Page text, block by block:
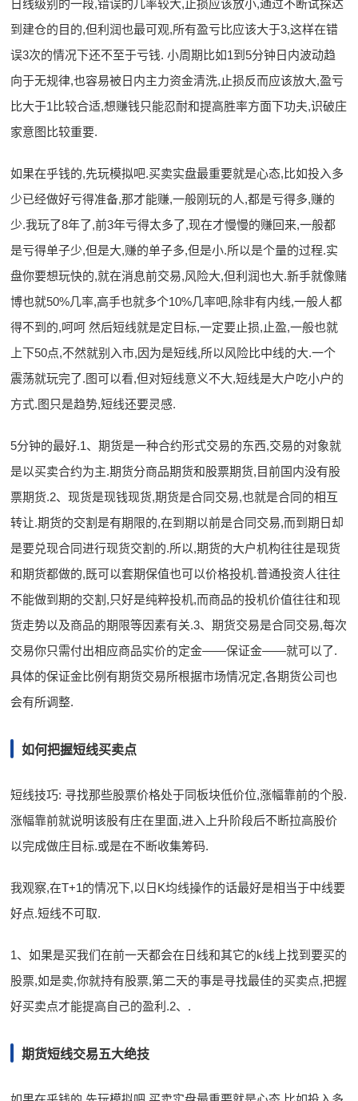
日线级别的一段,错误的几率较大,止损应该放小,通过不断试探达
到建仓的目的,但利润也最可观,所有盈亏比应该大于3,这样在错
误3次的情况下还不至于亏钱. 小周期比如1到5分钟日内波动趋
向于无规律,也容易被日内主力资金清洗,止损反而应该放大,盈亏
比大于1比较合适,想赚钱只能忍耐和提高胜率方面下功夫,识破庄
家意图比较重要.
如果在乎钱的,先玩模拟吧.买卖实盘最重要就是心态,比如投入多
少已经做好亏得准备,那才能赚,一般刚玩的人,都是亏得多,赚的
少.我玩了8年了,前3年亏得太多了,现在才慢慢的赚回来,一般都
是亏得单子少,但是大,赚的单子多,但是小.所以是个量的过程.实
盘你要想玩快的,就在消息前交易,风险大,但利润也大.新手就像赌
博也就50%几率,高手也就多个10%几率吧,除非有内线,一般人都
得不到的,呵呵 然后短线就是定目标,一定要止损,止盈,一般也就
上下50点,不然就别入市,因为是短线,所以风险比中线的大.一个
震荡就玩完了.图可以看,但对短线意义不大,短线是大户吃小户的
方式.图只是趋势,短线还要灵感.
5分钟的最好.1、期货是一种合约形式交易的东西,交易的对象就
是以买卖合约为主.期货分商品期货和股票期货,目前国内没有股
票期货.2、现货是现钱现货,期货是合同交易,也就是合同的相互
转让.期货的交割是有期限的,在到期以前是合同交易,而到期日却
是要兑现合同进行现货交割的.所以,期货的大户机构往往是现货
和期货都做的,既可以套期保值也可以价格投机.普通投资人往往
不能做到期的交割,只好是纯粹投机,而商品的投机价值往往和现
货走势以及商品的期限等因素有关.3、期货交易是合同交易,每次
交易你只需付出相应商品实价的定金——保证金——就可以了.
具体的保证金比例有期货交易所根据市场情况定,各期货公司也
会有所调整.
如何把握短线买卖点
短线技巧: 寻找那些股票价格处于同板块低价位,涨幅靠前的个股.
涨幅靠前就说明该股有庄在里面,进入上升阶段后不断拉高股价
以完成做庄目标.或是在不断收集筹码.
我观察,在T+1的情况下,以日K均线操作的话最好是相当于中线要
好点.短线不可取.
1、如果是买我们在前一天都会在日线和其它的k线上找到要买的
股票,如是卖,你就持有股票,第二天的事是寻找最佳的买卖点,把握
好买卖点才能提高自己的盈利.2、.
期货短线交易五大绝技